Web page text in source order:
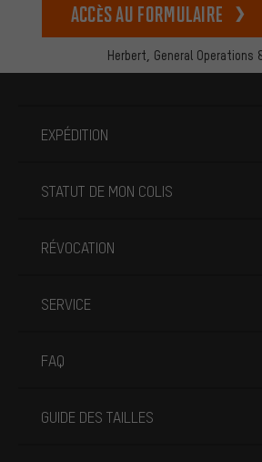
Herbert, General Operations
Accès au formulaire
EXPÉDITION
STATUT DE MON COLIS
RÉVOCATION
SERVICE
FAQ
GUIDE DES TAILLES